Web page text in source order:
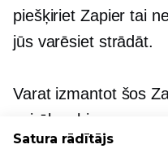
piešķiriet Zapier tai
jūs varēsiet strādāt.
Varat izmantot šos
vairākus biznesa
savienot Google
Satura rādītājs